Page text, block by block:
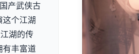
产武侠古
个江湖
湖的传
有丰富道